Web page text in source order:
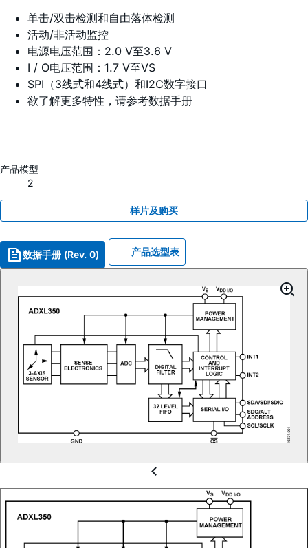
单击/双击检测和自由落体检测
活动/非活动监控
电源电压范围：2.0 V至3.6 V
I / O电压范围：1.7 V至VS
SPI（3线式和4线式）和I2C数字接口
欲了解更多特性，请参考数据手册
产品模型
2
样片及购买
数据手册 (Rev. 0) 产品选型表